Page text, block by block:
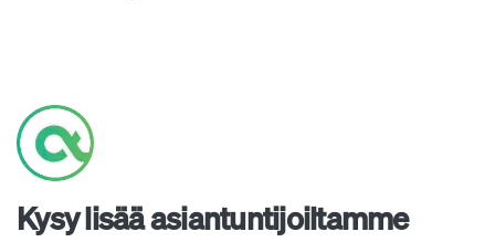
Kysy lisää asiantuntijoiltamme